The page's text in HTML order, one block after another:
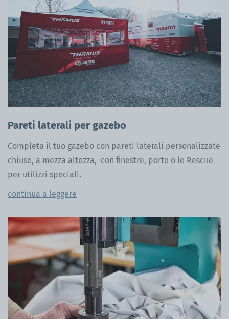
Pareti laterali per gazebo
Completa il tuo gazebo con pareti laterali personalizzate
chiuse, a mezza altezza, con finestre, porte o le Rescue
per utilizzi speciali.
continua a leggere